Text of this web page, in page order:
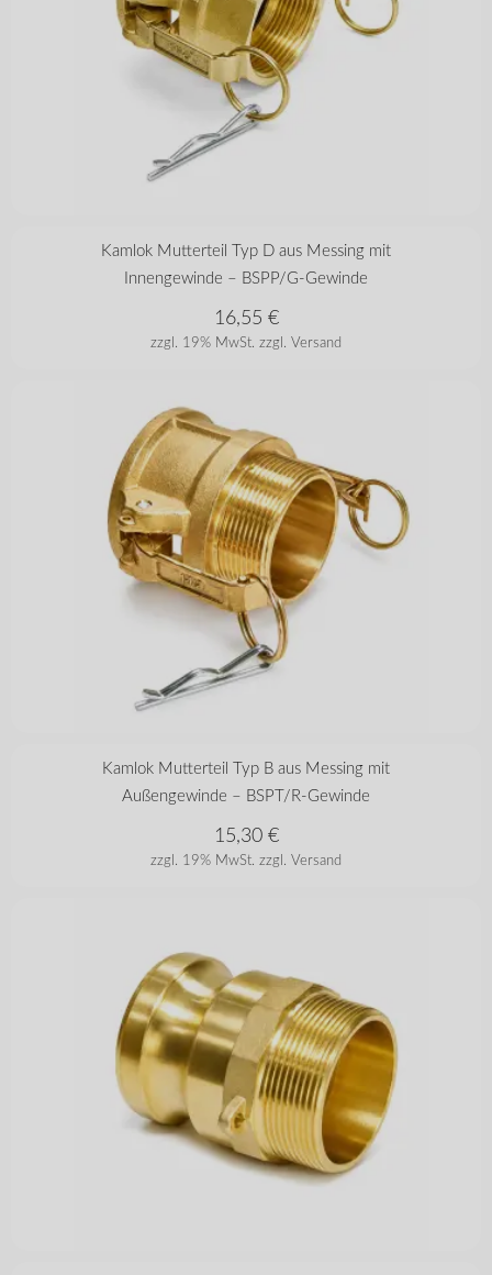
in vielen Varianten
Kamlok Mutterteil Typ D aus Messing mit
Innengewinde – BSPP/G-Gewinde
zzgl. 19% MwSt. zzgl. Versand
16,55 €
in vielen Varianten
Kamlok Mutterteil Typ B aus Messing mit
Außengewinde – BSPT/R-Gewinde
zzgl. 19% MwSt. zzgl. Versand
15,30€